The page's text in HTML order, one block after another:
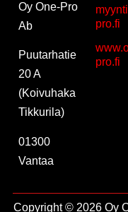
Oy One-Pro
Ab
Puutarhatie
20 A
(Koivuhaka
Tikkurila)
01300
Vantaa
pro.fi
pro.fi
Copyright © 2026 Oy